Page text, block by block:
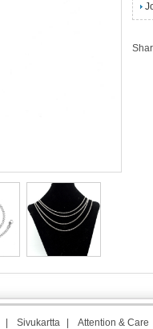
Sivukartta Attention & Care